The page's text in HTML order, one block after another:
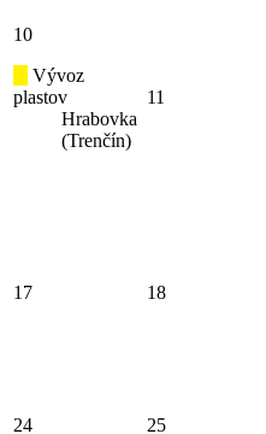
10
Vývoz
plastov
Hrabovka
(Trenčín)
11
17 18
24 25